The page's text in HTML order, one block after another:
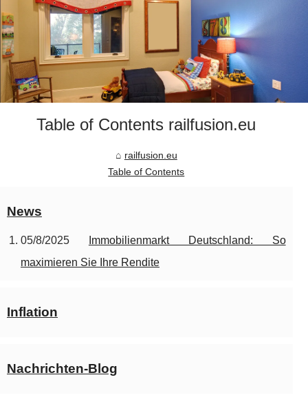
Table of Contents railfusion.eu
railfusion.eu
Table of Contents
News
05/8/2025
Immobilienmarkt Deutschland: So
maximieren Sie Ihre Rendite
Inflation
Nachrichten-Blog